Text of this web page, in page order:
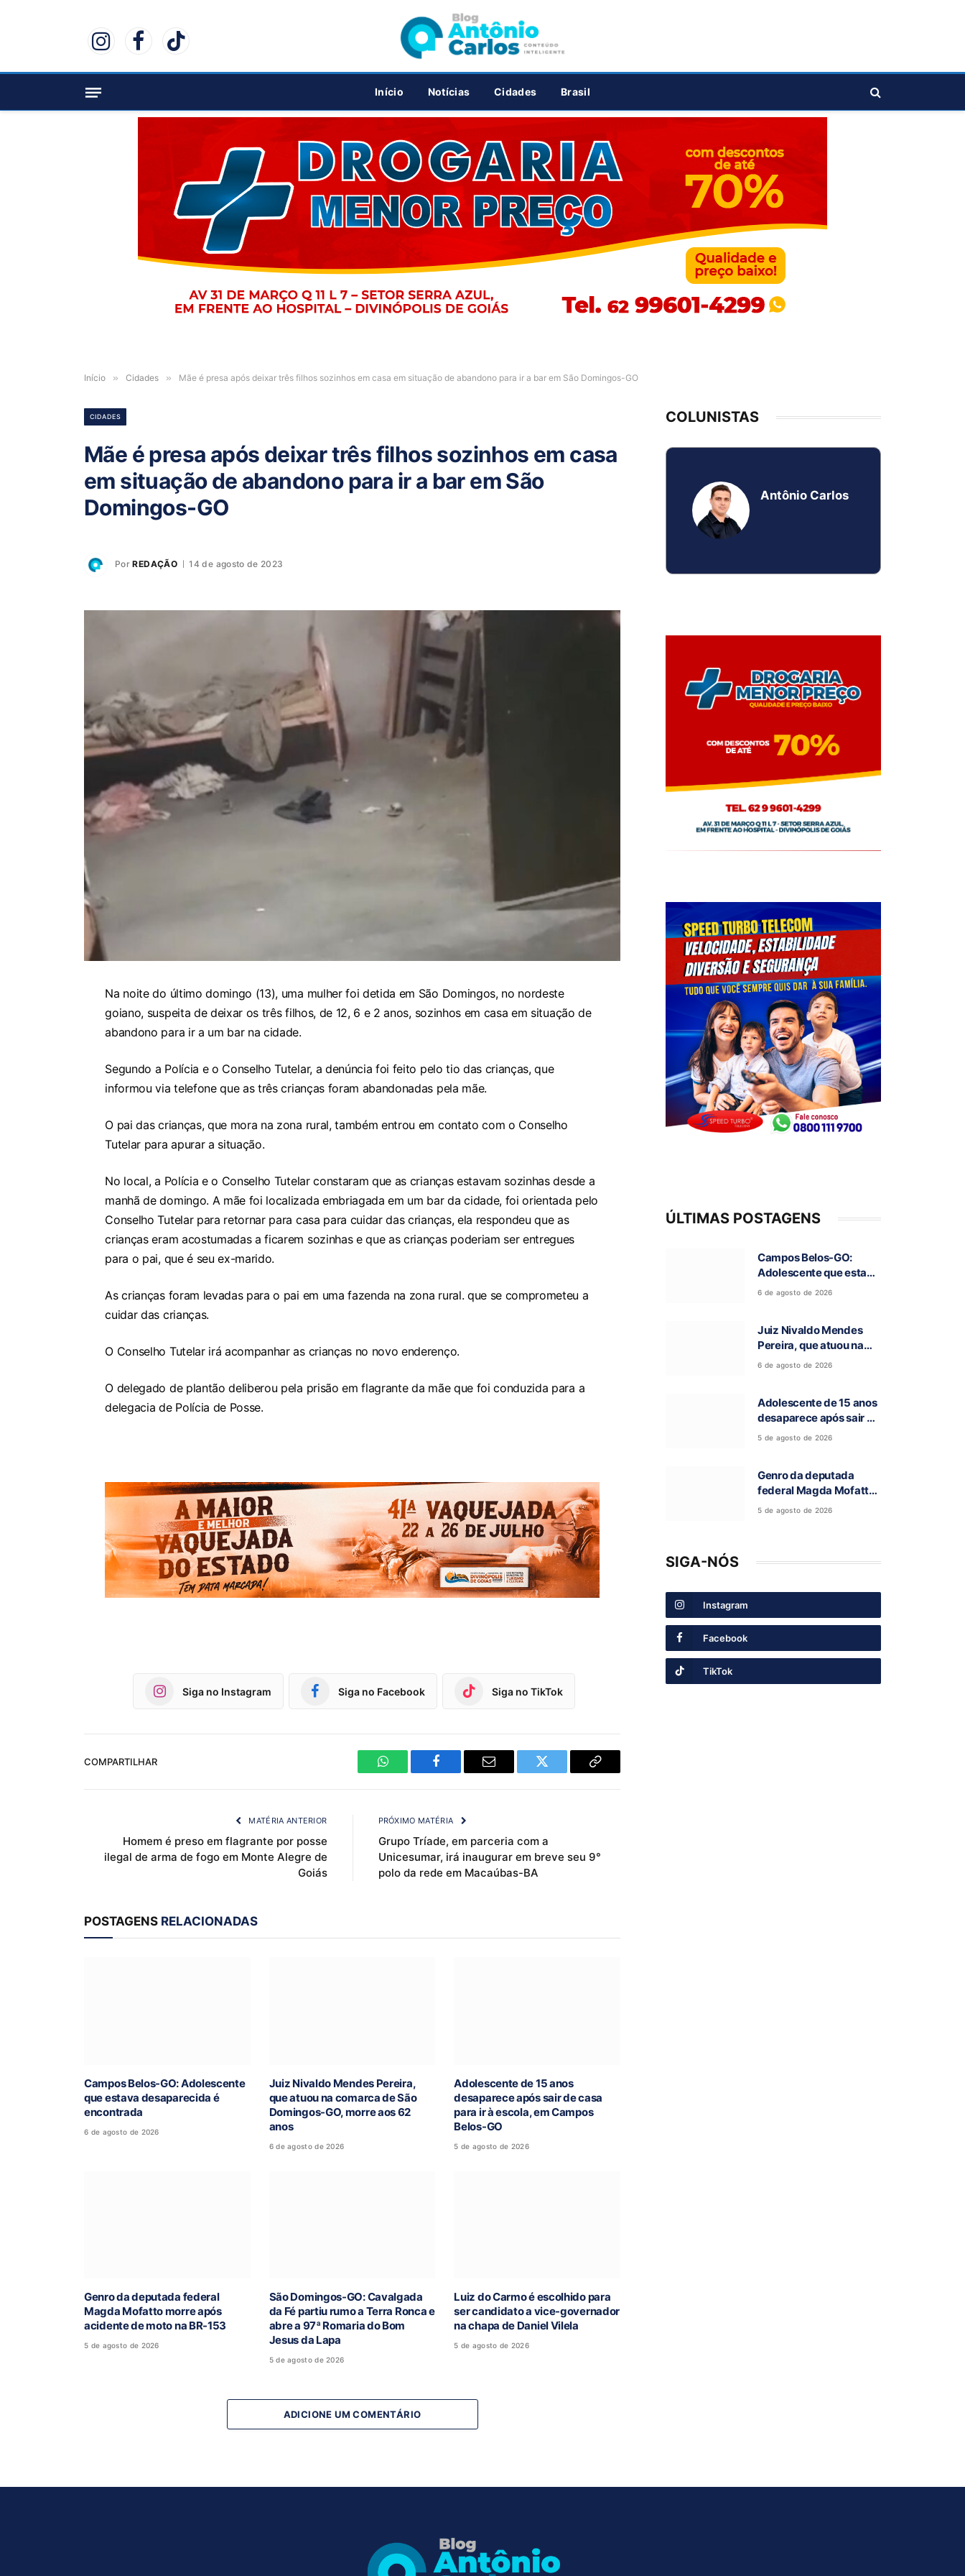
InstagramFacebookTikTok
Início Notícias Cidades Brasil
PUBLICIDADE
Início » Cidades » Mãe é presa após deixar três filhos sozinhos em casa em situação de abandono para ir a bar em São Domingos-GO
CIDADES
Mãe é presa após deixar três filhos sozinhos em casa
em situação de abandono para ir a bar em São
Domingos-GO
Por REDAÇÃO 14 de agosto de 2023
Na noite do último domingo (13), uma mulher foi detida em São Domingos, no nordeste
goiano, suspeita de deixar os três filhos, de 12, 6 e 2 anos, sozinhos em casa em situação de
abandono para ir a um bar na cidade.
Segundo a Polícia e o Conselho Tutelar, a denúncia foi feito pelo tio das crianças, que
informou via telefone que as três crianças foram abandonadas pela mãe.
O pai das crianças, que mora na zona rural, também entrou em contato com o Conselho
Tutelar para apurar a situação.
No local, a Polícia e o Conselho Tutelar constaram que as crianças estavam sozinhas desde a
manhã de domingo. A mãe foi localizada embriagada em um bar da cidade, foi orientada pelo
Conselho Tutelar para retornar para casa para cuidar das crianças, ela respondeu que as
crianças eram acostumadas a ficarem sozinhas e que as crianças poderiam ser entregues
para o pai, que é seu ex-marido.
As crianças foram levadas para o pai em uma fazenda na zona rural. que se comprometeu a
cuidar das crianças.
O Conselho Tutelar irá acompanhar as crianças no novo enderenço.
O delegado de plantão deliberou pela prisão em flagrante da mãe que foi conduzida para a
delegacia de Polícia de Posse.
Siga no Instagram Siga no Facebook Siga no TikTok
COMPARTILHAR
WhatsAppFacebook Email Twitter
Copy
MATÉRIA ANTERIOR
Homem é preso em flagrante por posse
ilegal de arma de fogo em Monte Alegre de
Goiás
PRÓXIMO MATÉRIA
Grupo Tríade, em parceria com a
Unicesumar, irá inaugurar em breve seu 9°
polo da rede em Macaúbas-BA
POSTAGENS RELACIONADAS
Campos Belos-GO: Adolescente
que estava desaparecida é
encontrada
6 de agosto de 2026
Juiz Nivaldo Mendes Pereira,
que atuou na comarca de São
Domingos-GO, morre aos 62
anos
6 de agosto de 2026
Adolescente de 15 anos
desaparece após sair de casa
para ir à escola, em Campos
Belos-GO
5 de agosto de 2026
Genro da deputada federal
Magda Mofatto morre após
acidente de moto na BR-153
5 de agosto de 2026
São Domingos-GO: Cavalgada
da Fé partiu rumo a Terra Ronca e
abre a 97ª Romaria do Bom
Jesus da Lapa
5 de agosto de 2026
Luiz do Carmo é escolhido para
ser candidato a vice-governador
na chapa de Daniel Vilela
5 de agosto de 2026
ADICIONE UM COMENTÁRIO
COLUNISTAS
Antônio Carlos
ÚLTIMAS POSTAGENS
Campos Belos-GO:
Adolescente que estava
desaparecida é
6 de agosto de 2026
Juiz Nivaldo Mendes
Pereira, que atuou na
comarca de São
6 de agosto de 2026
Adolescente de 15 anos
desaparece após sair de
casa para ir à escola, em
5 de agosto de 2026
Genro da deputada
federal Magda Mofatto
morre após acidente de
5 de agosto de 2026
SIGA-NÓS
Instagram
Facebook
TikTok